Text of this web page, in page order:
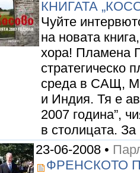
КНИГАТА
Чуйте
на новата
хора! Пламена
стратегическо
среда в САЩ,
и Индия. Тя е
2007 година”,
в столицата.
23-06-2008 •
ФРЕНСКОТО